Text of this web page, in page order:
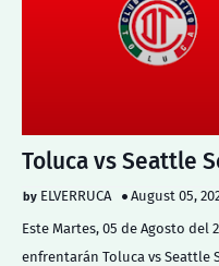
Toluca vs Seattle
ELVERRUCA
August 05,
Este Martes, 05 de Agosto del
enfrentarán Toluca vs Seattle